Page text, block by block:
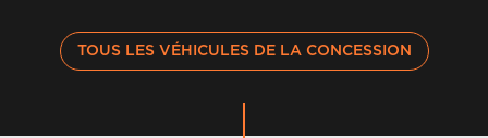
TOUS LES VÉHICULES DE LA CONCESSION